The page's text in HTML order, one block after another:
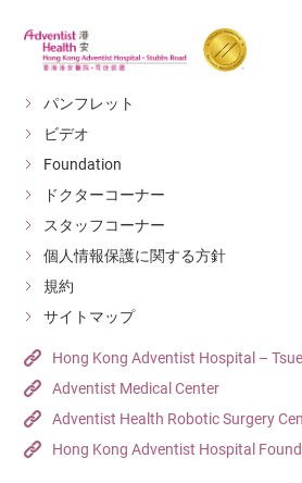
パンフレット
ビデオ
Foundation
ドクターコーナー
スタッフコーナー
個人情報保護に関する方針
規約
サイトマップ
Hong Kong Adventist Hospital –
Adventist Medical Center
Adventist Health Robotic Surgery
Hong Kong Adventist Hospital